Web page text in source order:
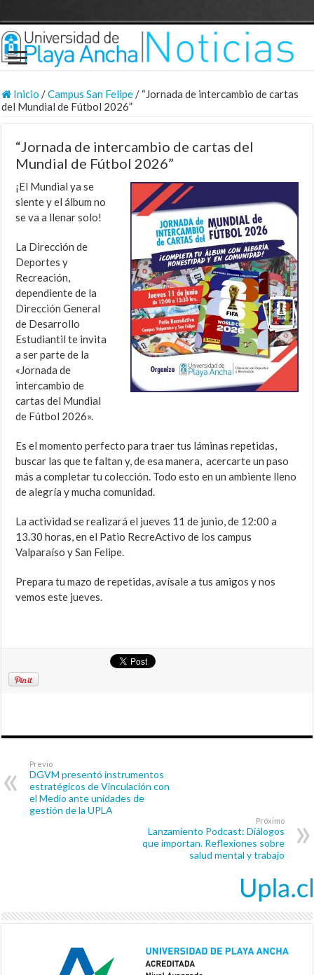
Inicio /Campus San Felipe/ “Jornada de intercambio de cartas
del Mundial de Fútbol 2026”
“Jornada de intercambio de cartas del
Mundial de Fútbol 2026”
¡El Mundial ya se
siente y el álbum no
se va a llenar solo!
La Dirección de
Deportes y
Recreación,
dependiente de la
Dirección General
de Desarrollo
Estudiantil te invita
a ser parte de la
«Jornada de
intercambio de
cartas del Mundial
de Fútbol 2026».
Es el momento perfecto para traer tus láminas repetidas,
buscar las que te faltan y, de esa manera, acercarte un paso
más a completar tu colección. Todo esto en un ambiente lleno
de alegría y mucha comunidad.
La actividad se realizará el jueves 11 de junio, de 12:00 a
13.30 horas, en el Patio RecreActivo de los campus
Valparaíso y San Felipe.
Prepara tu mazo de repetidas, avísale a tus amigos y nos
vemos este jueves.
Previo
DGVM presentó instrumentos
estratégicos de Vinculación con
el Medio ante unidades de
gestión de la UPLA
Próximo
Lanzamiento Podcast: Diálogos
que importan. Reflexiones sobre
salud mental y trabajo